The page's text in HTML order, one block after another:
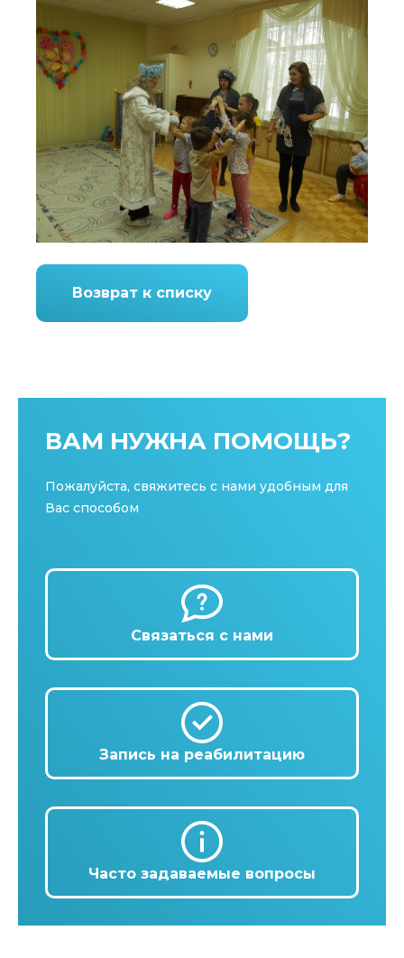
Возврат к списку
ВАМ НУЖНА ПОМОЩЬ?
Пожалуйста, свяжитесь с нами удобным для
Вас способом
Связаться с нами
Запись на реабилитацию
Часто задаваемые вопросы